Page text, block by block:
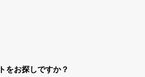
をお探しですか？